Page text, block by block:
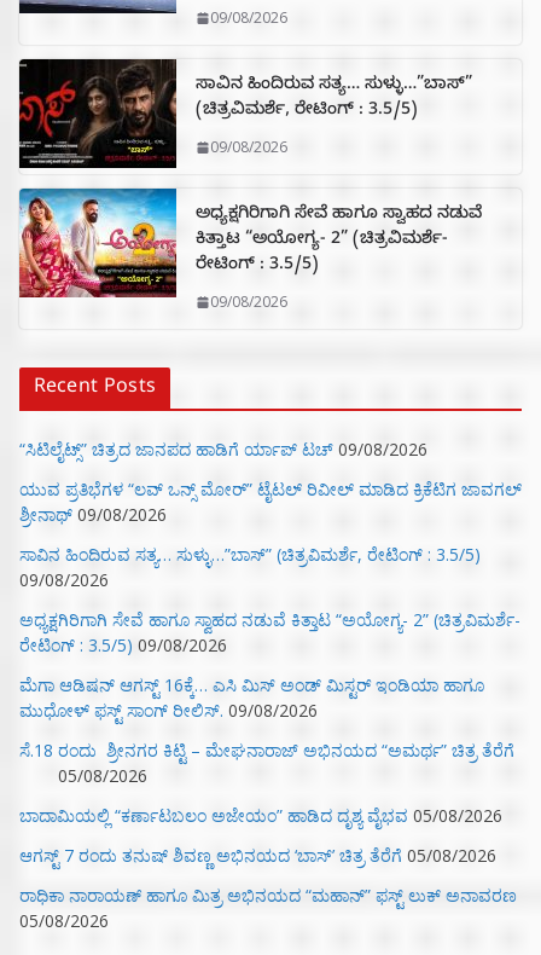
09/08/2026
ಸಾವಿನ ಹಿಂದಿರುವ ಸತ್ಯ… ಸುಳ್ಳು…”ಬಾಸ್”
(ಚಿತ್ರವಿಮರ್ಶೆ, ರೇಟಿಂಗ್ : 3.5/5)
09/08/2026
ಅಧ್ಯಕ್ಷಗಿರಿಗಾಗಿ ಸೇವೆ ಹಾಗೂ ಸ್ವಾಹದ ನಡುವೆ
ಕಿತ್ತಾಟ “ಅಯೋಗ್ಯ- 2” (ಚಿತ್ರವಿಮರ್ಶೆ-
ರೇಟಿಂಗ್ : 3.5/5)
09/08/2026
Recent Posts
“ಸಿಟಿಲೈಟ್ಸ್‌” ಚಿತ್ರದ ಜಾನಪದ ಹಾಡಿಗೆ ರ್ಯಾಪ್‌ ಟಚ್‌ 09/08/2026
ಯುವ ಪ್ರತಿಭೆಗಳ “ಲವ್ ಒನ್ಸ್ ಮೋರ್” ಟೈಟಲ್ ರಿವೀಲ್ ಮಾಡಿದ ಕ್ರಿಕೆಟಿಗ ಜಾವಗಲ್
ಶ್ರೀನಾಥ್ 09/08/2026
ಸಾವಿನ ಹಿಂದಿರುವ ಸತ್ಯ… ಸುಳ್ಳು…”ಬಾಸ್” (ಚಿತ್ರವಿಮರ್ಶೆ, ರೇಟಿಂಗ್ : 3.5/5)
09/08/2026
ಅಧ್ಯಕ್ಷಗಿರಿಗಾಗಿ ಸೇವೆ ಹಾಗೂ ಸ್ವಾಹದ ನಡುವೆ ಕಿತ್ತಾಟ “ಅಯೋಗ್ಯ- 2” (ಚಿತ್ರವಿಮರ್ಶೆ-
ರೇಟಿಂಗ್ : 3.5/5) 09/08/2026
ಮೆಗಾ ಆಡಿಷನ್ ಆಗಸ್ಟ್ 16ಕ್ಕೆ… ಎಸಿ ಮಿಸ್ ಅಂಡ್ ಮಿಸ್ಟರ್ ಇಂಡಿಯಾ ಹಾಗೂ
ಮುಧೋಳ್ ಫಸ್ಟ್ ಸಾಂಗ್ ರೀಲಿಸ್. 09/08/2026
ಸೆ.18 ರಂದು ಶ್ರೀನಗರ ಕಿಟ್ಟಿ – ಮೇಘನಾರಾಜ್ ಅಭಿನಯದ “ಅಮರ್ಥ” ಚಿತ್ರ ತೆರೆಗೆ
05/08/2026
ಬಾದಾಮಿಯಲ್ಲಿ “ಕರ್ಣಾಟಬಲಂ ಅಜೇಯಂ” ಹಾಡಿದ ದೃಶ್ಯ ವೈಭವ 05/08/2026
ಆಗಸ್ಟ್ 7 ರಂದು ತನುಷ್ ಶಿವಣ್ಣ ಅಭಿನಯದ ‘ಬಾಸ್’ ಚಿತ್ರ ತೆರೆಗೆ 05/08/2026
ರಾಧಿಕಾ ನಾರಾಯಣ್ ಹಾಗೂ ಮಿತ್ರ ಅಭಿನಯದ “ಮಹಾನ್” ಫಸ್ಟ್ ಲುಕ್ ಅನಾವರಣ
05/08/2026